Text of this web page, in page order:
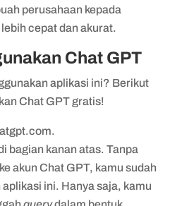
perusahaan kepada
cepat dan akurat.
Chat GPT
aplikasi ini? Berikut
Chat GPT gratis!
bagian kanan atas. Tanpa
akun Chat GPT, kamu sudah
ini. Hanya saja, kamu